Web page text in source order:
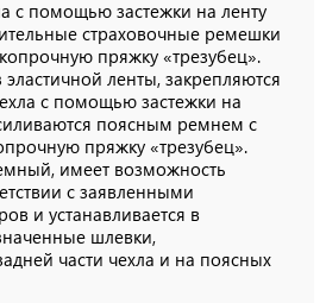
с помощью застежки на ленту
страховочные ремешки
пряжку «трезубец».
ленты, закрепляются
с помощью застежки на
поясным ремнем с
пряжку «трезубец».
имеет возможность
с заявленными
и устанавливается в
шлевки,
части чехла и на поясных